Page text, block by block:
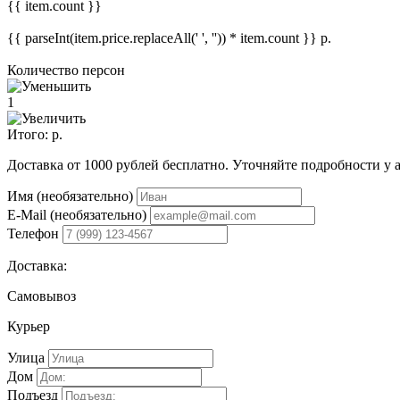
{{ item.count }}
{{ parseInt(item.price.replaceAll(' ', '')) * item.count }} р.
Количество персон
1
Итого: р.
Доставка от 1000 рублей бесплатно. Уточняйте подробности у
Имя (необязательно)
E-Mail (необязательно)
Телефон
Доставка:
Самовывоз
Курьер
Улица
Дом
Подъезд